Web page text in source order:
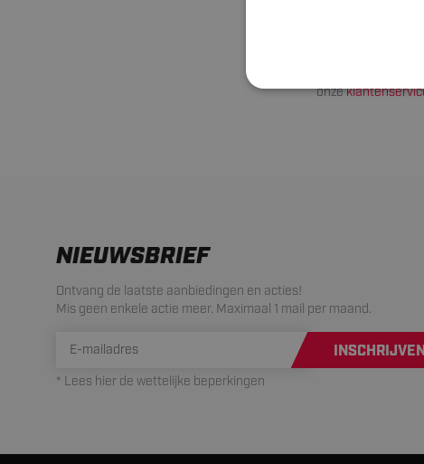
Golf bekers
Je golf trofee
nodig bij het
onze
NIEUWSBRIEF
Ontvang de laatste aanbiedingen en acties!
Mis geen enkele actie meer. Maximaal 1 mail per maand.
* Lees hier de wettelijke beperkingen